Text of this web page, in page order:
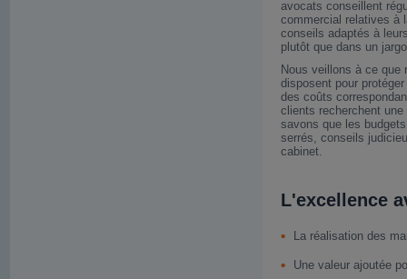
avocats conseillent
commercial relatives à
conseils adaptés à
plutôt que dans un
Nous veillons à ce
disposent pour
des coûts
clients recherchent
savons que les
serrés, conseils
cabinet.
L'excellence
La réalisation des
Une valeur ajoutée